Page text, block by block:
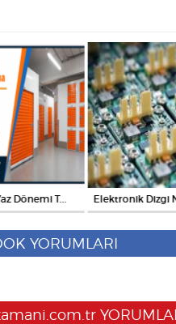
Dönemi T... Elektronik Dizgi
YORUMLARI